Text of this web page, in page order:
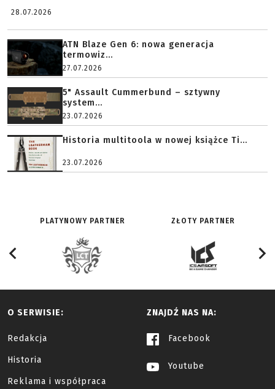
28.07.2026
ATN Blaze Gen 6: nowa generacja
termowiz...
27.07.2026
5" Assault Cummerbund – sztywny
system...
23.07.2026
Historia multitoola w nowej książce Ti...
23.07.2026
PLATYNOWY PARTNER ZŁOTY PARTNER
O SERWISIE:
Redakcja
Historia
Reklama i współpraca
ZNAJDŹ NAS NA:
Facebook
Youtube